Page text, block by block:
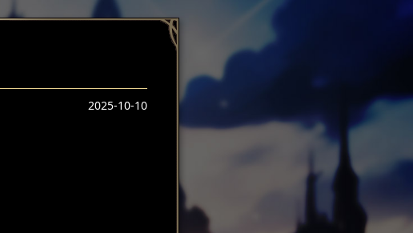
2025-10-10